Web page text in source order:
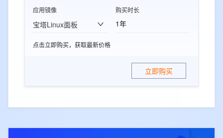
应用镜像
宝塔Linux面板
购买时长
1年
点击立即购买，获取最新价格
立即购买